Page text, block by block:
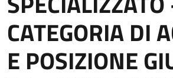
CATEGORIA DI
E POSIZIONE